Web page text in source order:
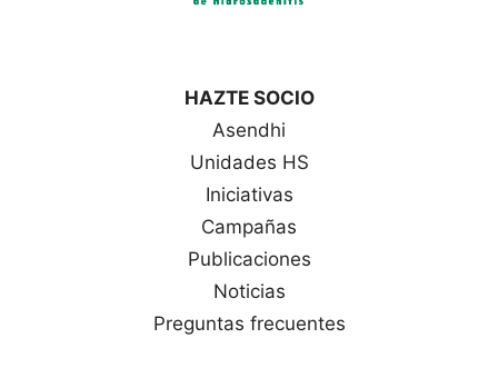
HAZTE SOCIO
Asendhi
Unidades HS
Iniciativas
Campañas
Publicaciones
Noticias
Preguntas frecuentes